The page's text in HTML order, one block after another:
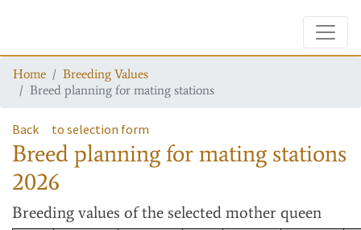
Home
Breeding Values
Breed planning for mating stations
Back to selection form
Breed planning for mating stations
2026
Breeding values of the selected mother queen